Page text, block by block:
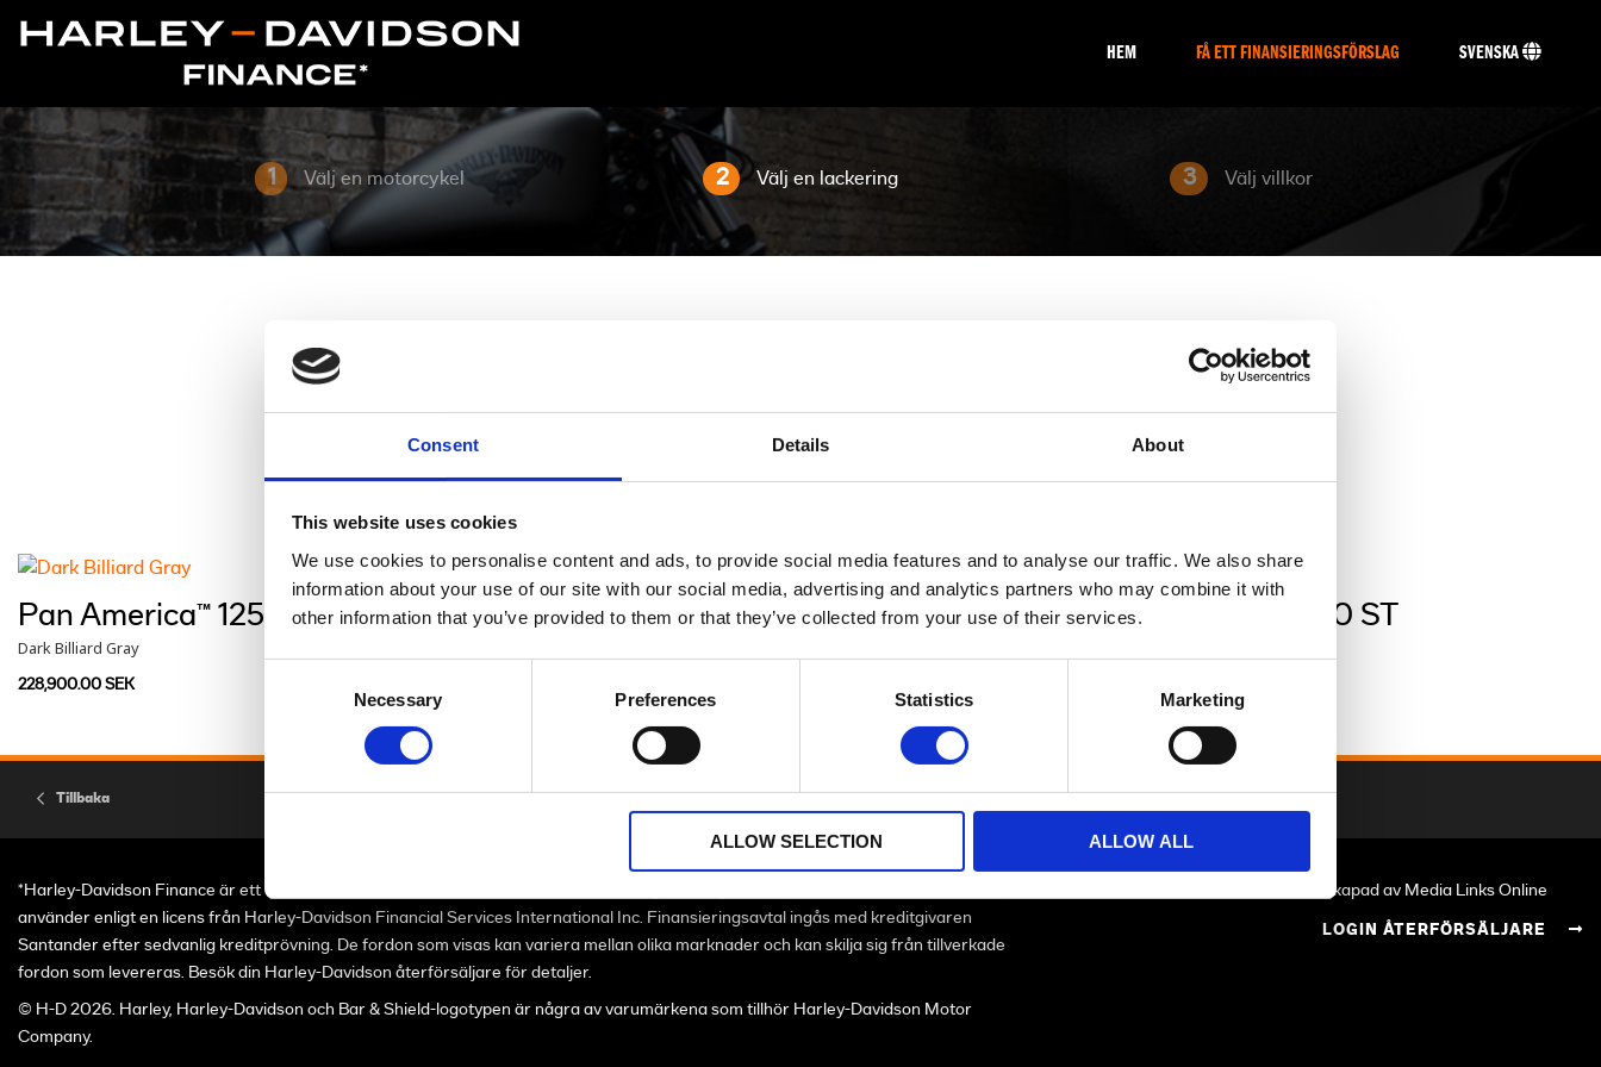
Consent Details About
This website uses cookies
We use cookies to personalise content and ads, to provide social media features and to analyse our traffic. We also share
information about your use of our site with our social media, advertising and analytics partners who may combine it with
other information that you’ve provided to them or that they’ve collected from your use of their services.
Necessary Preferences Statistics Marketing
ALLOW SELECTION ALLOW ALL
HEM FÅ ETT FINANSIERINGSFÖRSLAG SVENSKA
1 Välj en motorcykel 2 Välj en lackering 3 Välj villkor
Pan America™ 1250 ST
Pan America™ 1250 ST
Dark Billiard Gray
228,900.00 SEK
Pan America™ 1250 ST Pan America™ 1250 ST
Tillbaka
*Harley-Davidson Finance är ett varumärke som Santander Consumer Bank AS Norge, Sverige Filial (www.santanderconsumer.se )
använder enligt en licens från Harley-Davidson Financial Services International Inc. Finansieringsavtal ingås med kreditgivaren
Santander efter sedvanlig kreditprövning. De fordon som visas kan variera mellan olika marknader och kan skilja sig från tillverkade
fordon som levereras. Besök din Harley-Davidson återförsäljare för detaljer.
© H-D 2026. Harley, Harley-Davidson och Bar & Shield-logotypen är några av varumärkena som tillhör Harley-Davidson Motor
Company.
Skapad av Media Links Online
LOGIN ÅTERFÖRSÄLJARE